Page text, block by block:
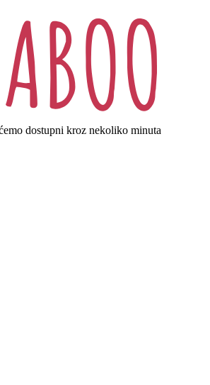
dostupni kroz nekoliko minuta